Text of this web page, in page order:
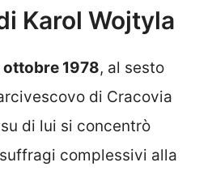
Karol Wojtyla
ottobre 1978, al sesto
di Cracovia
di lui si concentrò
complessivi alla